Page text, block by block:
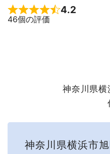
Rated 4.2 out of 5
4.2
46個の評価
神奈川県
神奈川県横浜市